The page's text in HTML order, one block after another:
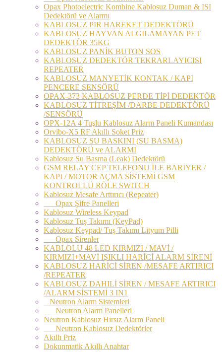
Opax Photoelectric Kombine Kablosuz Duman & ISI
Dedektörü ve Alarmı
KABLOSUZ PIR HAREKET DEDEKTÖRÜ
KABLOSUZ HAYVAN ALGILAMAYAN PET
DEDEKTÖR 35KG
KABLOSUZ PANİK BUTON SOS
KABLOSUZ DEDEKTÖR TEKRARLAYICISI
REPEATER
KABLOSUZ MANYETİK KONTAK / KAPI
PENCERE SENSÖRÜ
OPAX-373 KABLOSUZ PERDE TİPİ DEDEKTÖR
KABLOSUZ TİTREŞİM /DARBE DEDEKTÖRÜ
/SENSÖRÜ
OPX-12A 4 Tuşlu Kablosuz Alarm Paneli Kumandası
Orvibo-X5 RF Akıllı Soket Priz
KABLOSUZ SU BASKINI (SU BASMA)
DEDEKTÖRÜ ve ALARMI
Kablosuz Su Basma (Leak) Dedektörü
GSM RELAY CEP TELEFONU İLE BARİYER /
KAPI / MOTOR AÇMA SİSTEMİ GSM
KONTROLLÜ RÖLE SWITCH
Kablosuz Mesafe Arttırıcı (Repeater)
Opax Şifre Panelleri
Kablosuz Wireless Keypad
Kablosuz Tuş Takımı (KeyPad)
Kablosuz Keypad/ Tuş Takımı Lityum Pilli
Opax Sirenler
KABLOLU 48 LED KIRMIZI / MAVİ /
KIRMIZI+MAVİ IŞIKLI HARİCİ ALARM SİRENİ
KABLOSUZ HARİCİ SİREN /MESAFE ARTIRICI
/REPEATER
KABLOSUZ DAHILİ SİREN / MESAFE ARTIRICI
/ALARM SİSTEMİ 3 IN1
Neutron Alarm Sistemleri
Neutron Alarm Panelleri
Neutron Kablosuz Hırsız Alarm Paneli
Neutron Kablosuz Dedektörler
Akıllı Priz
Dokunmatik Akıllı Anahtar